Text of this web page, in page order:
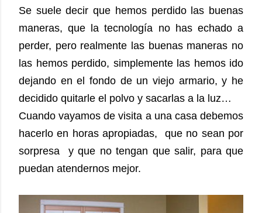
Se suele decir que hemos perdido las buenas
maneras, que la tecnología no has echado a
perder, pero realmente las buenas maneras no
las hemos perdido, simplemente las hemos ido
dejando en el fondo de un viejo armario, y he
decidido quitarle el polvo y sacarlas a la luz…
Cuando vayamos de visita a una casa debemos
hacerlo en horas apropiadas, que no sean por
sorpresa y que no tengan que salir, para que
puedan atendernos mejor.